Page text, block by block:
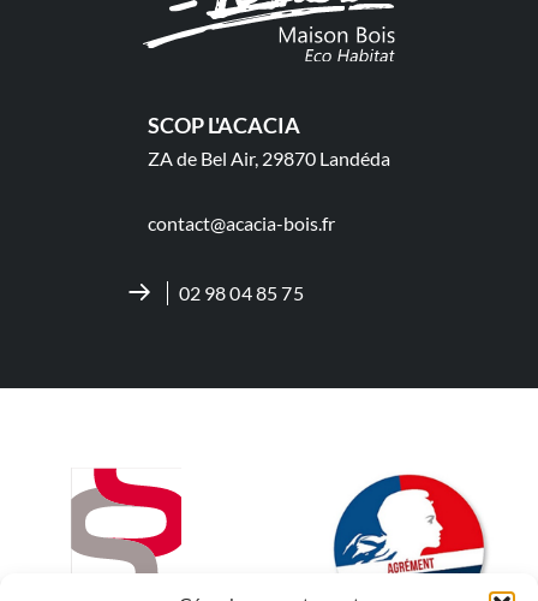
SCOP L'ACACIA
ZA de Bel Air, 29870 Landéda
contact@acacia-bois.fr
02 98 04 85 75